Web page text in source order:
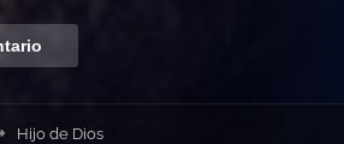
Hijo de Dios